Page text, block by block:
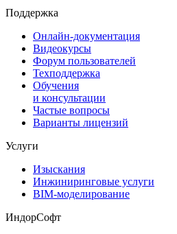
Поддержка
Онлайн-документация
Видеокурсы
Форум пользователей
Техподдержка
Обучения
и консультации
Частые вопросы
Варианты лицензий
Услуги
Изыскания
Инжиниринговые услуги
BIM-моделирование
ИндорСофт